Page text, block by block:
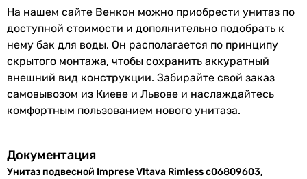
дюропласт
дюропласт
дюропласт
дюропласт
дюропласт
Тип слива воды
определяется системой инсталляции
определяется системой инсталляции
определяется системой инсталляции
На нашем сайте Венкон можно приобрести унитаз по
доступной стоимости и дополнительно подобрать к
нему бак для воды. Он располагается по принципу
скрытого монтажа, чтобы сохранить аккуратный
внешний вид конструкции. Забирайте свой заказ
самовывозом из Киеве и Львове и наслаждайтесь
комфортным пользованием нового унитаза.
Документация
Унитаз подвесной Imprese Vltava Rimless c06809603,